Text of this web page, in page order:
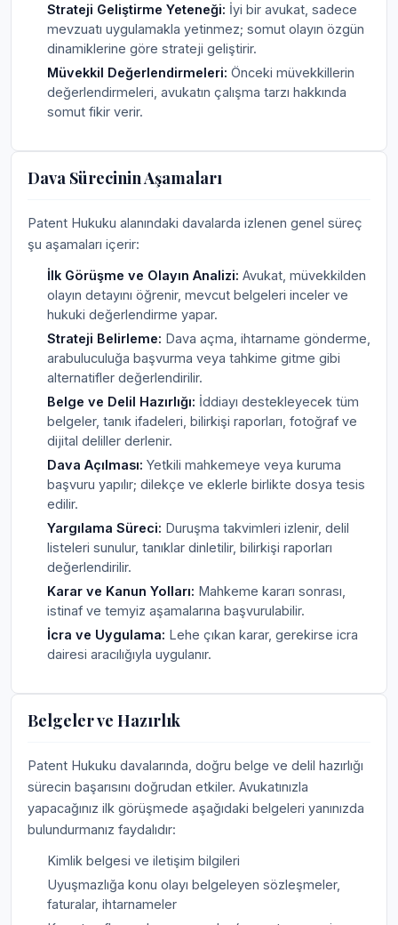
Strateji Geliştirme Yeteneği: İyi bir avukat, sadece
mevzuatı uygulamakla yetinmez; somut olayın özgün
dinamiklerine göre strateji geliştirir.
Müvekkil Değerlendirmeleri: Önceki müvekkillerin
değerlendirmeleri, avukatın çalışma tarzı hakkında
somut fikir verir.
Dava Sürecinin Aşamaları
Patent Hukuku alanındaki davalarda izlenen genel süreç
şu aşamaları içerir:
İlk Görüşme ve Olayın Analizi: Avukat, müvekkilden
olayın detayını öğrenir, mevcut belgeleri inceler ve
hukuki değerlendirme yapar.
Strateji Belirleme: Dava açma, ihtarname gönderme,
arabuluculuğa başvurma veya tahkime gitme gibi
alternatifler değerlendirilir.
Belge ve Delil Hazırlığı: İddiayı destekleyecek tüm
belgeler, tanık ifadeleri, bilirkişi raporları, fotoğraf ve
dijital deliller derlenir.
Dava Açılması: Yetkili mahkemeye veya kuruma
başvuru yapılır; dilekçe ve eklerle birlikte dosya tesis
edilir.
Yargılama Süreci: Duruşma takvimleri izlenir, delil
listeleri sunulur, tanıklar dinletilir, bilirkişi raporları
değerlendirilir.
Karar ve Kanun Yolları: Mahkeme kararı sonrası,
istinaf ve temyiz aşamalarına başvurulabilir.
İcra ve Uygulama: Lehe çıkan karar, gerekirse icra
dairesi aracılığıyla uygulanır.
Belgeler ve Hazırlık
Patent Hukuku davalarında, doğru belge ve delil hazırlığı
sürecin başarısını doğrudan etkiler. Avukatınızla
yapacağınız ilk görüşmede aşağıdaki belgeleri yanınızda
bulundurmanız faydalıdır:
Kimlik belgesi ve iletişim bilgileri
Uyuşmazlığa konu olayı belgeleyen sözleşmeler,
faturalar, ihtarnameler